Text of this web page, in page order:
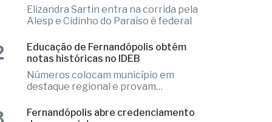
Alesp e Cidinho do Paraíso é federal
Educação de Fernandópolis obtém
notas históricas no IDEB
Números colocam município em
destaque regional e provam
excelência
Fernandópolis abre credenciamento
de pareceristas